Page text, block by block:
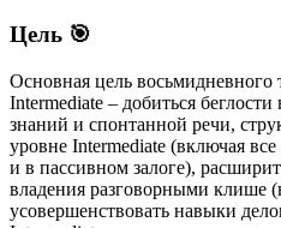
Цель 🎯
Основная цель восьмидневного
Intermediate – добиться
знаний и спонтанной речи,
уровне Intermediate (включая
и в пассивном залоге),
владения разговорными клише
усовершенствовать навыки